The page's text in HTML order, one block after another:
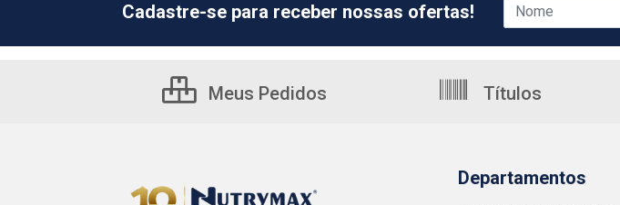
Cadastre-se para receber nossas ofertas!
Meus Pedidos Títulos
Departamentos